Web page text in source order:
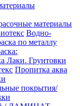
материалы
Водно-
по металлу
Лаки. Грунтовки
Пропитка аква
покрытия/